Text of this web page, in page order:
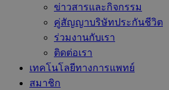
ข่าวสารและกิจกรรม
คู่สัญญาบริษัทประกันชีวิต
ร่วมงานกับเรา
ติดต่อเรา
เทคโนโลยีทางการแพทย์
สมาชิก